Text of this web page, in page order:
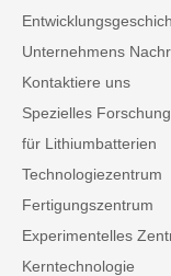
Unternehmens
Kontaktiere uns
Spezielles
für Lithiumbatterien
Technologiezentrum
Fertigungszentrum
Experimentelles
Kerntechnologie